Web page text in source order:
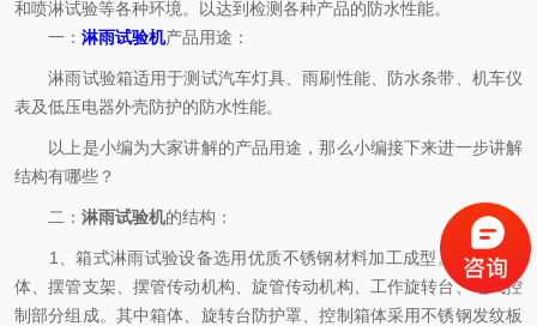
和喷淋试验等各种环境。以达到检测各种产品的防水性能。
一： 淋雨试验机产品用途：
淋雨试验箱适用于测试汽车灯具、雨刷性能、防水条带、机车仪
表及低压电器外壳防护的防水性能。
以上是小编为大家讲解的产品用途，那么小编接下来进一步讲解
结构有哪些？
二： 淋雨试验机的结构：
1、箱式淋雨试验设备选用优质不锈钢材料加工成型。设备由箱
体、摆管支架、摆管传动机构、旋管传动机构、工作旋转台、电气控
制部分组成。其中箱体、旋转台防护罩、控制箱体采用不锈钢发纹板